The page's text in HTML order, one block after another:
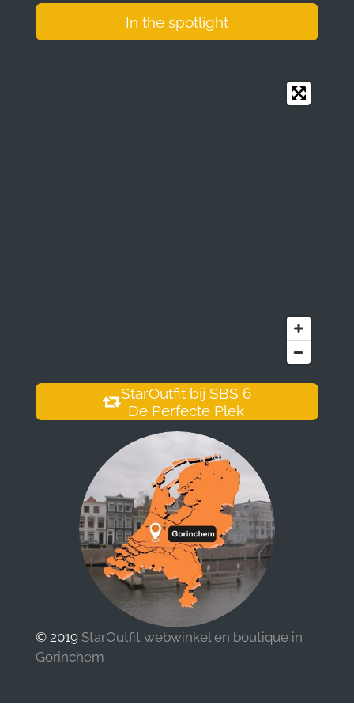
In the spotlight
StarOutfit bij SBS 6
De Perfecte Plek
© 2019 StarOutfit webwinkel en boutique in
Gorinchem